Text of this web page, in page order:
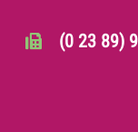
(0 23 89)